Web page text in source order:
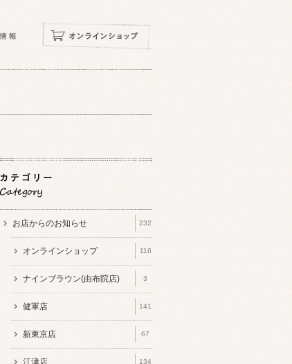
お店からのお知らせ 232
オンラインショップ 116
ナインブラウン(由布院店) 3
健軍店 141
新東京店 67
江津店 134